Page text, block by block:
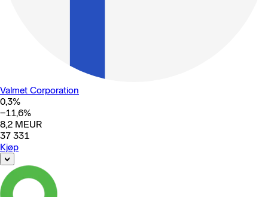
Valmet Corporation
0,3%
−11,6%
8,2 MEUR
37 331
Kjøp